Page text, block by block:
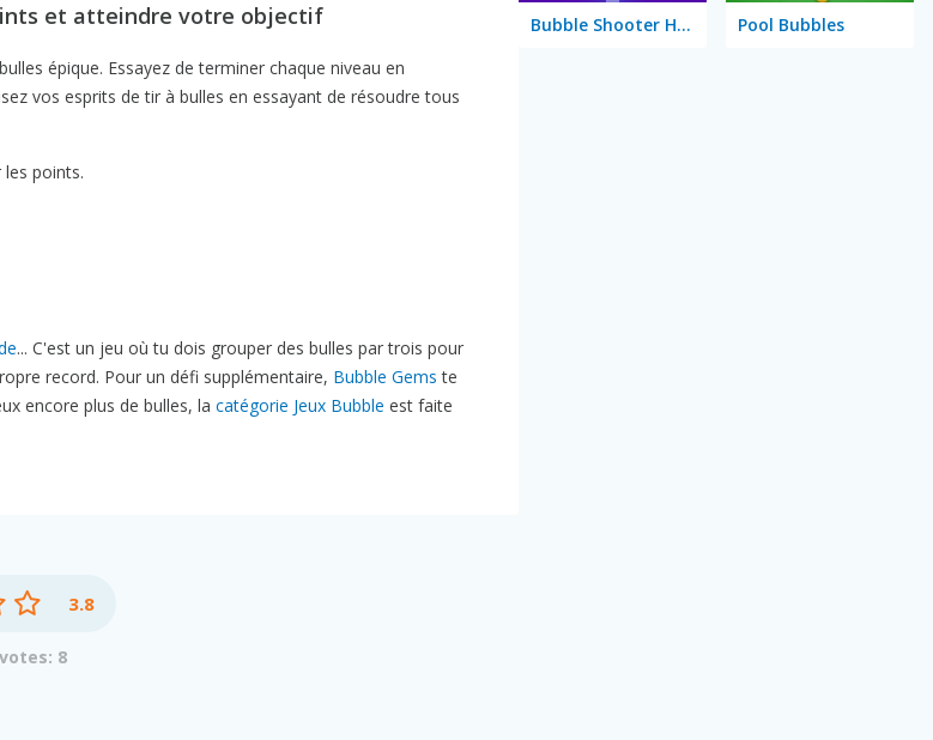
et atteindre votre objectif
épique. Essayez de terminer chaque niveau en
vos esprits de tir à bulles en essayant de résoudre tous
points.
... C'est un jeu où tu dois grouper des bulles par trois pour
record. Pour un défi supplémentaire, Bubble Gems te
encore plus de bulles, la catégorie Jeux Bubble est faite
3.8
8
Bubble Shooter HD 2 Pool Bubbles